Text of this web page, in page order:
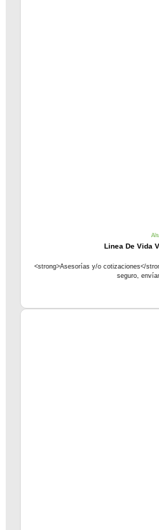
Linea De Vida
<strong>Asesorías y/o cotizaciones</
seguro,